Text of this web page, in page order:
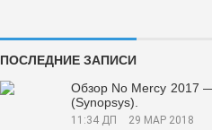
ПОСЛЕДНИЕ ЗАПИСИ
Обзор No Mercy 2017
(Synopsys).
11:34 ДП 29 МАР 2018